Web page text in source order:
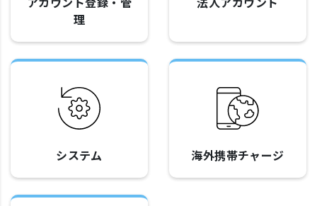
理
システム 海外携帯チャージ